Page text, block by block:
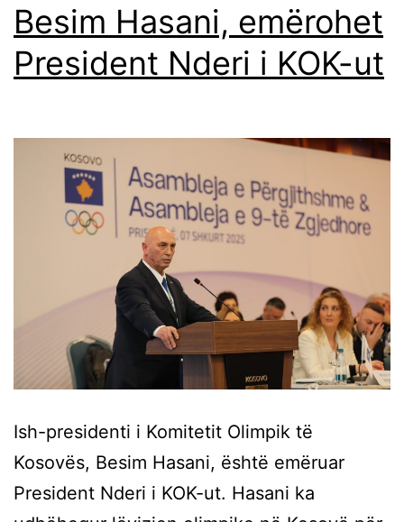
Besim Hasani, emërohet
President Nderi i KOK-ut
Ish-presidenti i Komitetit Olimpik të
Kosovës, Besim Hasani, është emëruar
President Nderi i KOK-ut. Hasani ka